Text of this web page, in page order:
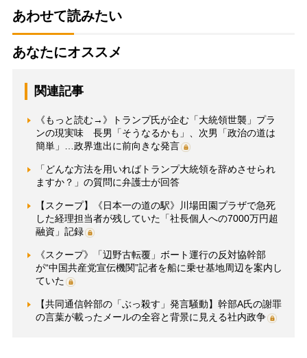
あわせて読みたい
あなたにオススメ
関連記事
《もっと読む→》トランプ氏が企む「大統領世襲」プラ
ンの現実味 長男「そうなるかも」、次男「政治の道は
簡単」…政界進出に前向きな発言
「どんな方法を用いればトランプ大統領を辞めさせられ
ますか？」の質問に弁護士が回答
【スクープ】《日本一の道の駅》川場田園プラザで急死
した経理担当者が残していた「社長個人への7000万円超
融資」記録
《スクープ》「辺野古転覆」ボート運行の反対協幹部
が“中国共産党宣伝機関”記者を船に乗せ基地周辺を案内し
ていた
【共同通信幹部の「ぶっ殺す」発言騒動】幹部A氏の謝罪
の言葉が載ったメールの全容と背景に見える社内政争